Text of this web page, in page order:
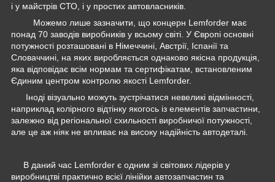
і у майстрів СТО, і у простих автовласників.
Можемо лише зазначити, що концерн Lemforder має
понад 70 заводів виробників у всьому світі. У Європі основні
потужності розташовані в Німеччині, Австрії, Іспанії та
Словаччині, на яких виробляється однаково якісна продукція,
яка відповідає всім нормам та сертифікатам, встановленим
Єдиним центром контролю якості Lemforder.
Іноді візуально можуть зустрічатися невеликі відмінності,
наприклад колірного відтінку якогось із елементів запчастини,
залежно від регіональної схильності виробничої потужності,
але це аж ніяк не впливає на високу надійність автодеталі.
В даний час Lemforder є одним зі світових лідерів у
виробництві практично всієї лінійки автозапчастин та